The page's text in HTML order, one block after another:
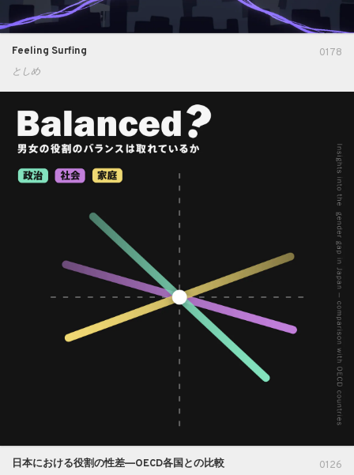
0178
Feeling Surfing
としめ
0126
日本における役割の性差―OECD各国との比較